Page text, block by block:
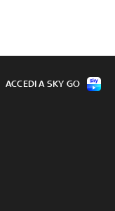
ACCEDI A SKY GO